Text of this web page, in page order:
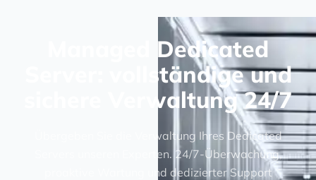
Managed Dedicated
Server: vollständige und
sichere Verwaltung 24/7
Übergeben Sie die Verwaltung Ihres Dedicated
Servers unseren Experten. 24/7-Überwachung,
proaktive Wartung und dedizierter Support